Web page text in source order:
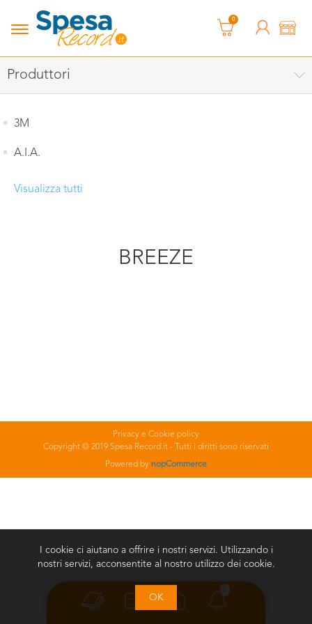
0
Produttori
3M
A.I.A.
Visualizza tutti
BREEZE
Privacy e Cookie policy
Copyright © 2019 Spesa Record.it - Tutti i diritti sono riservati
Powered by nopCommerce
I cookie ci aiutano a offrire i nostri servizi. Utilizzando i
nostri servizi, acconsentite al nostro utilizzo dei cookie.
OK